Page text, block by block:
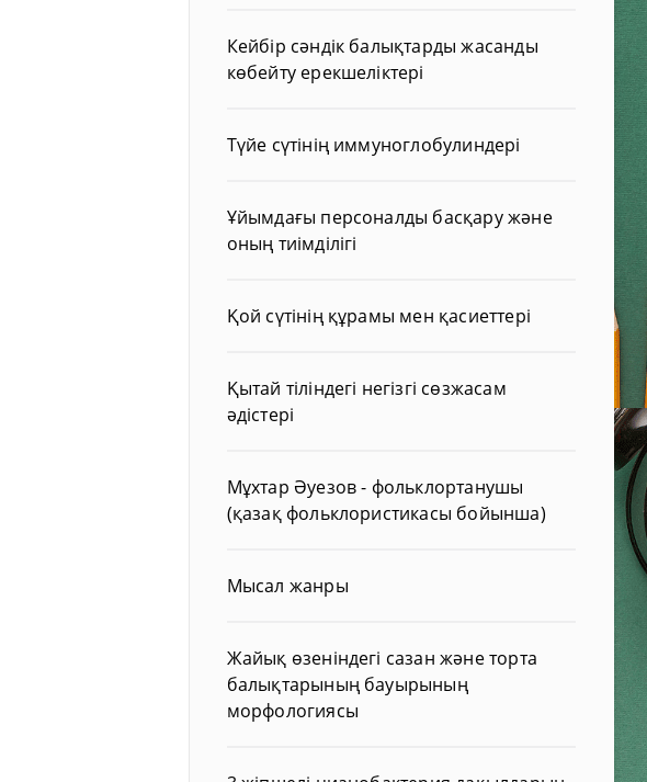
Кейбір сәндік балықтарды жасанды
көбейту ерекшеліктері
Түйе сүтінің иммуноглобулиндері
Ұйымдағы персоналды басқару және
оның тиімділігі
Қой сүтінің құрамы мен қасиеттері
Қытай тіліндегі негізгі сөзжасам
әдістері
Мұхтар Әуезов - фольклортанушы
(қазақ фольклористикасы бойынша)
Мысал жанры
Жайық өзеніндегі сазан және торта
балықтарының бауырының
морфологиясы